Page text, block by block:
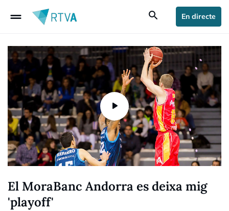
drag_handle search En directe
El MoraBanc Andorra es deixa mig
'playoff'